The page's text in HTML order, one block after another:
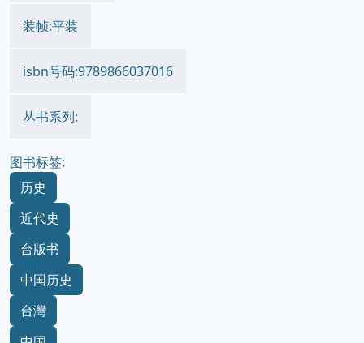
装帧:平装
isbn号码:9789866037016
丛书系列:
图书标签:
历史
近代史
台版书
中国历史
台灣